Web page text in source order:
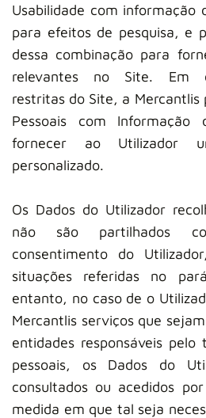
Usabilidade com informação
para efeitos de pesquisa, e
dessa combinação para
relevantes no Site. Em
restritas do Site, a Mercantlis
Pessoais com Informação
fornecer ao Utilizador
personalizado.
Os Dados do Utilizador
não são partilhados
consentimento do
situações referidas no
entanto, no caso de o
Mercantlis serviços que
entidades responsáveis
pessoais, os Dados do
consultados ou acedidos
medida em que tal seja